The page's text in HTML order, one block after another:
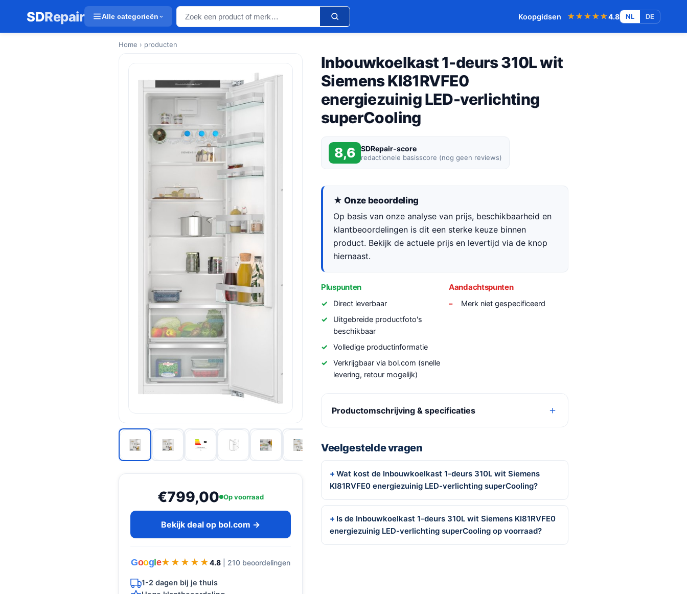
SDRepair Alle categorieën Koopgidsen ★★★★★
★★★★★4.8 NL DE
Home › producten
€799,00 Op voorraad
Bekijk deal op bol.com →
Goog e★★★★★
★★★★★ 4.8 | 210 beoordelingen
1-2 dagen bij je thuis
Inbouwkoelkast 1-deurs 310L wit
Siemens KI81RVFE0
energiezuinig LED-verlichting
superCooling
8,6 SDRepair-score
redactionele basisscore (nog geen reviews)
★ Onze beoordeling
Op basis van onze analyse van prijs, beschikbaarheid en
klantbeoordelingen is dit een sterke keuze binnen
product. Bekijk de actuele prijs en levertijd via de knop
hiernaast.
Pluspunten
Direct leverbaar
Uitgebreide productfoto's
beschikbaar
Volledige productinformatie
Verkrijgbaar via bol.com (snelle
levering, retour mogelijk)
Aandachtspunten
Merk niet gespecificeerd
Productomschrijving & specificaties
Veelgestelde vragen
Wat kost de Inbouwkoelkast 1-deurs 310L wit Siemens
KI81RVFE0 energiezuinig LED-verlichting superCooling?
Is de Inbouwkoelkast 1-deurs 310L wit Siemens KI81RVFE0
energiezuinig LED-verlichting superCooling op voorraad?